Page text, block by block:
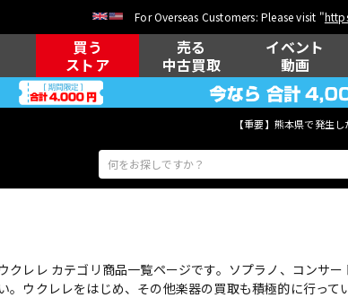
For Overseas Customers: Please visit "
買う
ストア
売る
中古買取
イベント
動画
【重要】熊本県で発生
アコ
クレレ カテゴリ商品一覧ページです。ソプラノ、コンサ
。ウクレレをはじめ、その他楽器の買取も積極的に行っ